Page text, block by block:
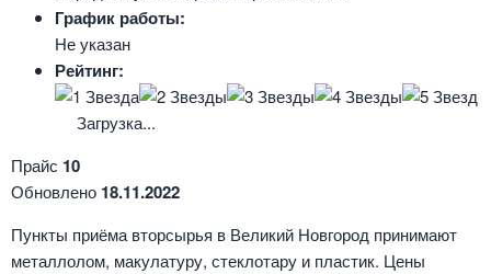
График работы:
Не указан
Рейтинг:
Загрузка...
Прайс 10
Обновлено 18.11.2022
Пункты приёма вторсырья в Великий Новгород принимают
металлолом, макулатуру, стеклотару и пластик. Цены